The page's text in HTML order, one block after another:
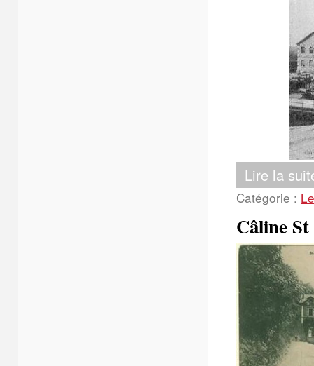
Lire la
Catégorie :
Câline